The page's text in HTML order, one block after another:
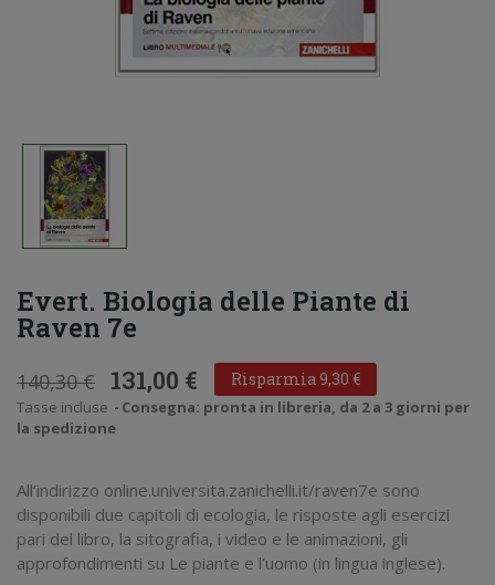
Evert. Biologia delle Piante di
Raven 7e
140,30 € 131,00 € Risparmia 9,30 €
Tasse incluse
Consegna: pronta in libreria, da 2 a 3 giorni per
la spedizione
All’indirizzo online.universita.zanichelli.it/raven7e sono
disponibili due capitoli di ecologia, le risposte agli esercizi
pari del libro, la sitografia, i video e le animazioni, gli
approfondimenti su Le piante e l’uomo (in lingua inglese).